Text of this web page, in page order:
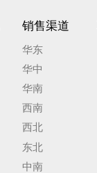
销售渠道
华东
华中
华南
西南
西北
东北
中南